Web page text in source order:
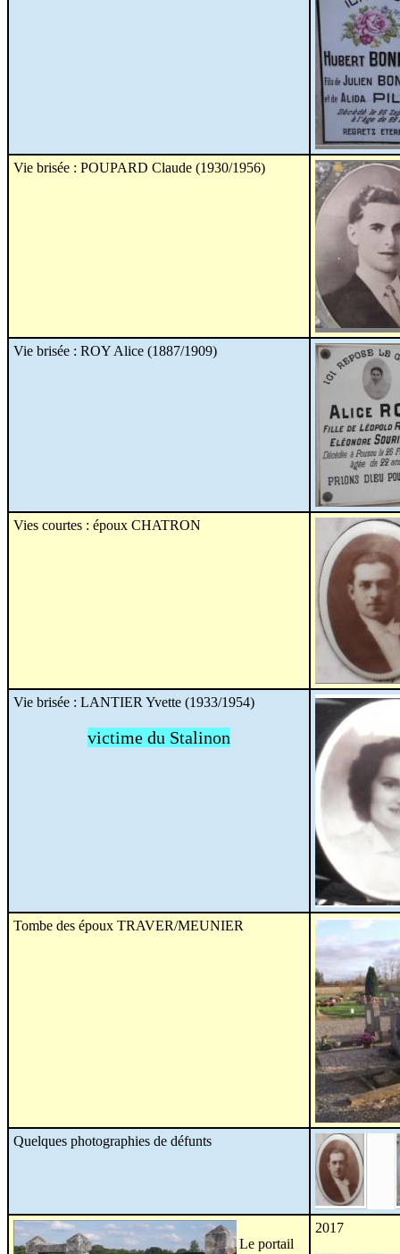
Vie brisée : POUPARD Claude (1930/1956)
Vie brisée : ROY Alice (1887/1909)
Vies courtes : époux CHATRON
Vie brisée : LANTIER Yvette (1933/1954)
victime du Stalinon
Tombe des époux TRAVER/MEUNIER
Quelques photographies de défunts
Le portail
2017